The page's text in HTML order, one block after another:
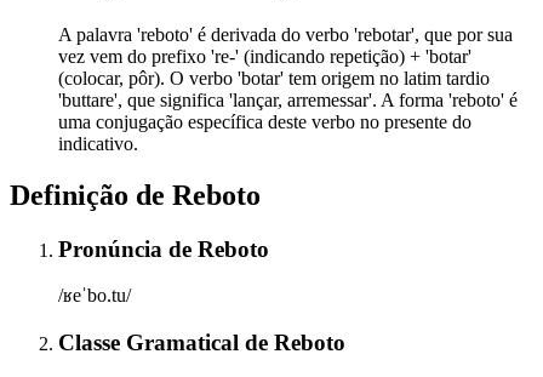
A palavra 'reboto' é derivada do verbo 'rebotar', que por sua
vez vem do prefixo 're-' (indicando repetição) + 'botar'
(colocar, pôr). O verbo 'botar' tem origem no latim tardio
'buttare', que significa 'lançar, arremessar'. A forma 'reboto' é
uma conjugação específica deste verbo no presente do
indicativo.
Definição de Reboto
Pronúncia de Reboto
/ʁeˈbo.tu/
Classe Gramatical de Reboto